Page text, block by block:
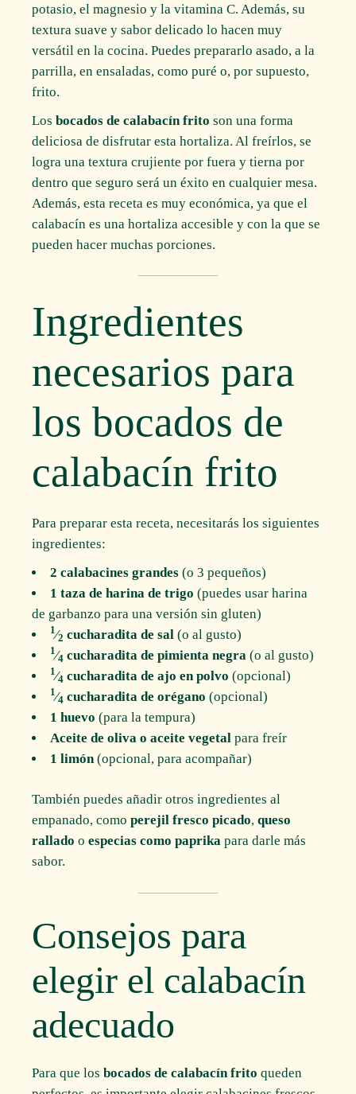
potasio, el magnesio y la vitamina C. Además, su
textura suave y sabor delicado lo hacen muy
versátil en la cocina. Puedes prepararlo asado, a la
parrilla, en ensaladas, como puré o, por supuesto,
frito.
Losbocados de calabacín frito son una forma
deliciosa de disfrutar esta hortaliza. Al freírlos, se
logra una textura crujiente por fuera y tierna por
dentro que seguro será un éxito en cualquier mesa.
Además, esta receta es muy económica, ya que el
calabacín es una hortaliza accesible y con la que se
pueden hacer muchas porciones.
Ingredientes
necesarios para
los bocados de
calabacín frito
Para preparar esta receta, necesitarás los siguientes
ingredientes:
2 calabacines grandes (o 3 pequeños)
1 taza de harina de trigo (puedes usar harina
de garbanzo para una versión sin gluten)
1⁄2 cucharadita de sal (o al gusto)
1⁄4 cucharadita de pimienta negra (o al gusto)
1⁄4 cucharadita de ajo en polvo (opcional)
1⁄4 cucharadita de orégano (opcional)
1 huevo (para la tempura)
Aceite de oliva o aceite vegetal para freír
1 limón (opcional, para acompañar)
También puedes añadir otros ingredientes al
empanado, comoperejil fresco picado,queso
rallado oespecias como paprika para darle más
sabor.
Consejos para
elegir el calabacín
adecuado
Para que losbocados de calabacín frito queden